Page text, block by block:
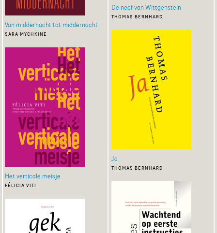
Van middernacht tot middernacht
sara mychkine
Het verticale meisje
félicia viti
De neef van Wittgenstein
thomas bernhard
Ja
thomas bernhard